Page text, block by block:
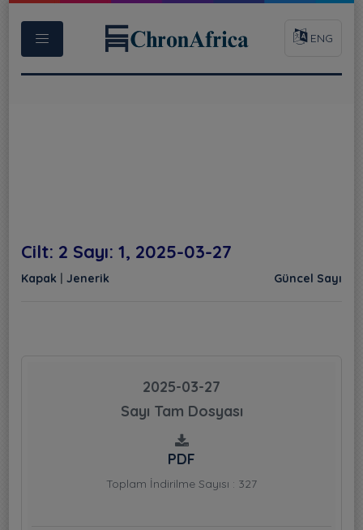
ENG
Cilt: 2 Sayı: 1, 2025-03-27
Kapak |Jenerik Güncel Sayı
2025-03-27
Sayı Tam Dosyası
PDF
Toplam İndirilme Sayısı : 327